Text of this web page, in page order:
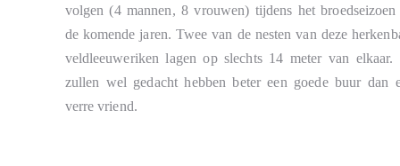
volgen (4 mannen, 8 vrouwen) tijdens het broedseizoen
de komende jaren. Twee van de nesten van deze
veldleeuweriken lagen op slechts 14 meter van elkaar.
zullen wel gedacht hebben beter een goede buur dan
verre vriend.